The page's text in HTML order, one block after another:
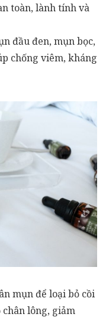
toàn, lành tính và
đầu đen, mụn bọc,
chống viêm, kháng
mụn để loại bỏ cồi
lông, giảm